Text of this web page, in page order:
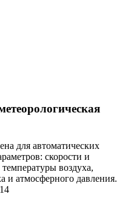
для автоматических
скорости и
воздуха,
и атмосферного давления.